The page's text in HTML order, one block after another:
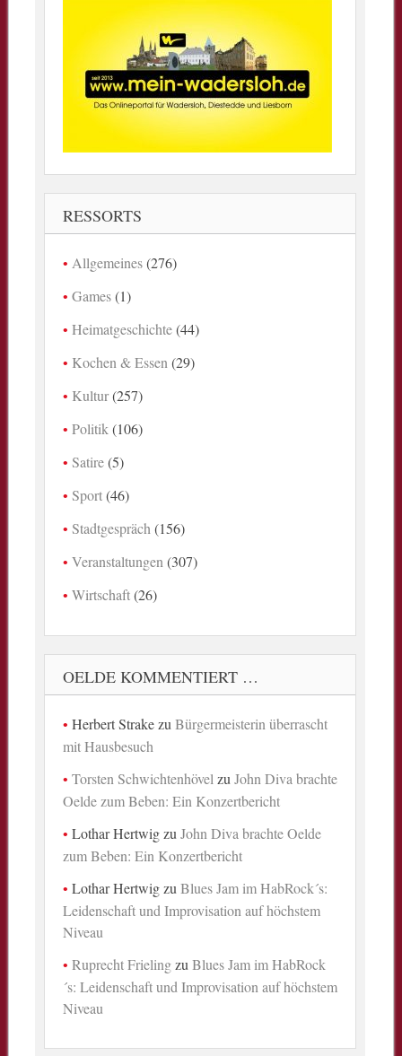
RESSORTS
Allgemeines(276)
Games(1)
Heimatgeschichte(44)
Kochen & Essen (29)
Kultur(257)
Politik (106)
Satire(5)
Sport(46)
Stadtgespräch (156)
Veranstaltungen (307)
Wirtschaft(26)
OELDE KOMMENTIERT …
Herbert StrakezuBürgermeisterin überrascht
mit Hausbesuch
Torsten Schwichtenhövel zuJohn Diva brachte
Oelde zum Beben: Ein Konzertbericht
Lothar HertwigzuJohn Diva brachte Oelde
zum Beben: Ein Konzertbericht
Lothar HertwigzuBlues Jam im HabRock´s:
Leidenschaft und Improvisation auf höchstem
Niveau
Ruprecht FrielingzuBlues Jam im HabRock
´s: Leidenschaft und Improvisation auf höchstem
Niveau